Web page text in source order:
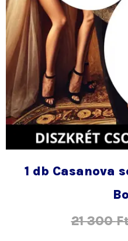
1 db Casanova
21 300